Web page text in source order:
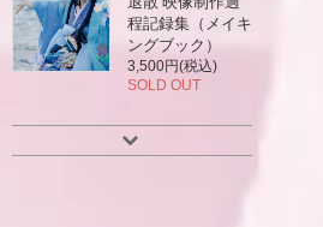
程記録集（メイキ
ングブック）
3,500円(税込)
SOLD OUT